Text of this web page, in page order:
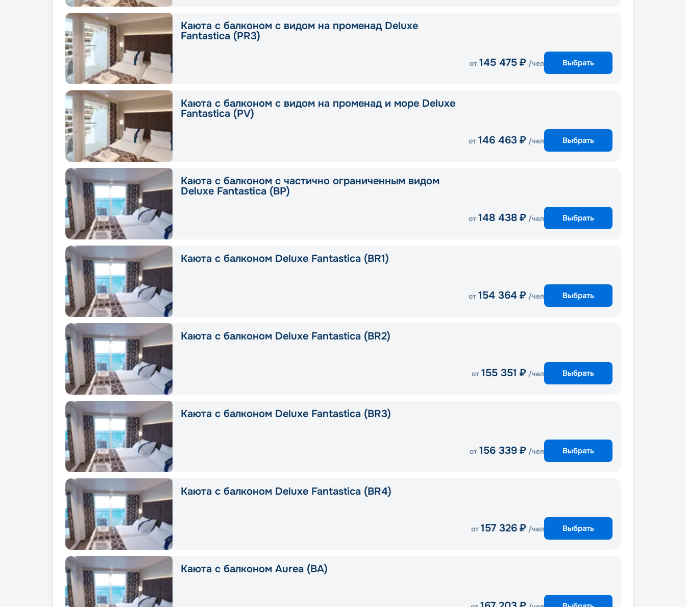
Каюта с балконом с видом на променад Deluxe
Fantastica (PR3)
от 145 475 ₽ /чел Выбрать
Каюта с балконом с видом на променад и море Deluxe
Fantastica (PV)
от 146 463 ₽ /чел Выбрать
Каюта с балконом с частично ограниченным видом
Deluxe Fantastica (BP)
от 148 438 ₽ /чел Выбрать
Каюта с балконом Deluxe Fantastica (BR1)
от 154 364 ₽ /чел Выбрать
Каюта с балконом Deluxe Fantastica (BR2)
от 155 351 ₽ /чел Выбрать
Каюта с балконом Deluxe Fantastica (BR3)
от 156 339 ₽ /чел Выбрать
Каюта с балконом Deluxe Fantastica (BR4)
от 157 326 ₽ /чел Выбрать
Каюта с балконом Aurea (BA)